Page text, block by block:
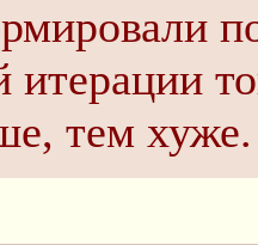
тем хуже.